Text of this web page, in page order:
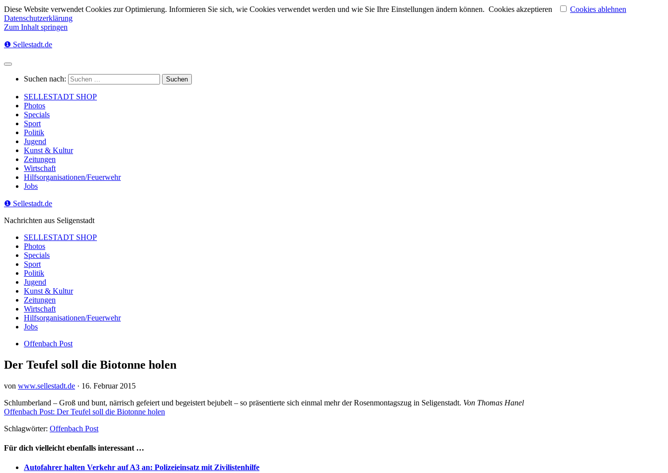
Diese Website verwendet Cookies zur Optimierung. Informieren Sie sich, wie Cookies verwendet werden und wie Sie Ihre Einstellungen ändern können. Cookies akzeptieren
Cookies ablehnen
Datenschutzerklärung
Zum Inhalt springen
❶ Sellestadt.de
Suchen nach:
SELLESTADT SHOP
Photos
Specials
Sport
Politik
Jugend
Kunst & Kultur
Zeitungen
Wirtschaft
Hilfsorganisationen/Feuerwehr
Jobs
❶ Sellestadt.de
Nachrichten aus Seligenstadt
SELLESTADT SHOP
Photos
Specials
Sport
Politik
Jugend
Kunst & Kultur
Zeitungen
Wirtschaft
Hilfsorganisationen/Feuerwehr
Jobs
Offenbach Post
Der Teufel soll die Biotonne holen
von www.sellestadt.de · 16. Februar 2015
Schlumberland – Groß und bunt, närrisch gefeiert und begeistert bejubelt – so präsentierte sich einmal mehr der Rosenmontagszug in Seligenstadt. Von Thomas Hanel
Offenbach Post: Der Teufel soll die Biotonne holen
Schlagwörter: Offenbach Post
Für dich vielleicht ebenfalls interessant …
Autofahrer halten Verkehr auf A3 an: Polizeieinsatz mit Zivilistenhilfe